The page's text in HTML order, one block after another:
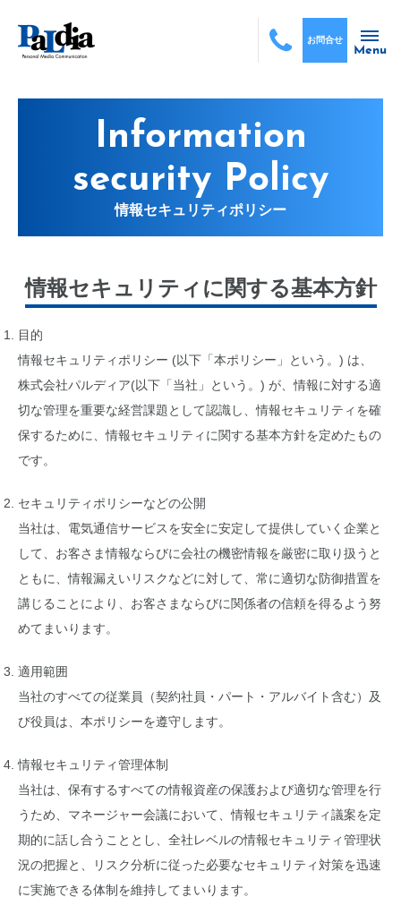
Menu
お問合せ
Information
security Policy
情報セキュリティポリシー
情報セキュリティに関する基本方針
目的
情報セキュリティポリシー (以下「本ポリシー」という。) は、
株式会社パルディア(以下「当社」という。) が、情報に対する適
切な管理を重要な経営課題として認識し、情報セキュリティを確
保するために、情報セキュリティに関する基本方針を定めたもの
です。
セキュリティポリシーなどの公開
当社は、電気通信サービスを安全に安定して提供していく企業と
して、お客さま情報ならびに会社の機密情報を厳密に取り扱うと
ともに、情報漏えいリスクなどに対して、常に適切な防御措置を
講じることにより、お客さまならびに関係者の信頼を得るよう努
めてまいります。
適用範囲
当社のすべての従業員（契約社員・パート・アルバイト含む）及
び役員は、本ポリシーを遵守します。
情報セキュリティ管理体制
当社は、保有するすべての情報資産の保護および適切な管理を行
うため、マネージャー会議において、情報セキュリティ議案を定
期的に話し合うこととし、全社レベルの情報セキュリティ管理状
況の把握と、リスク分析に従った必要なセキュリティ対策を迅速
に実施できる体制を維持してまいります。